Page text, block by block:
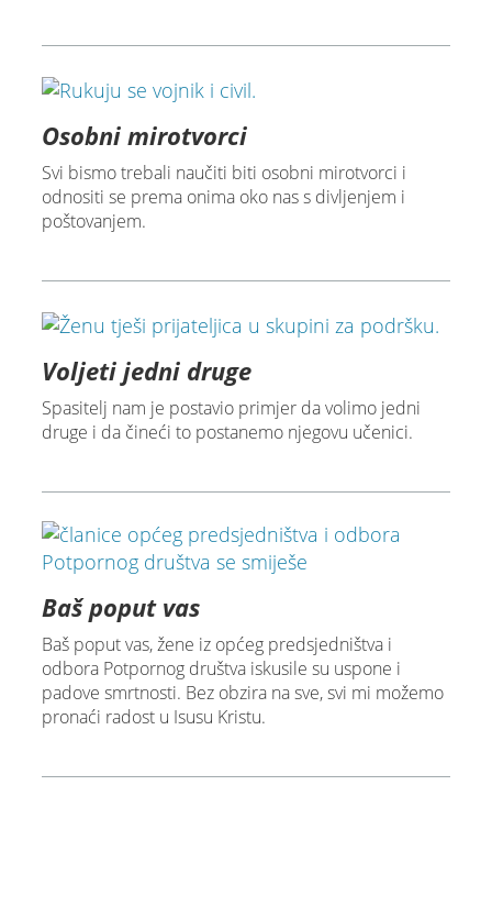
Osobni mirotvorci
Svi bismo trebali naučiti biti osobni mirotvorci i
odnositi se prema onima oko nas s divljenjem i
poštovanjem.
Voljeti jedni druge
Spasitelj nam je postavio primjer da volimo jedni
druge i da čineći to postanemo njegovu učenici.
Baš poput vas
Baš poput vas, žene iz općeg predsjedništva i
odbora Potpornog društva iskusile su uspone i
padove smrtnosti. Bez obzira na sve, svi mi možemo
pronaći radost u Isusu Kristu.